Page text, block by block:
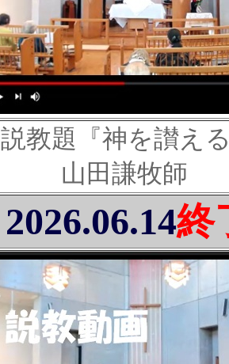
説教題『神を讃え
山田謙牧師
2026.06.14終